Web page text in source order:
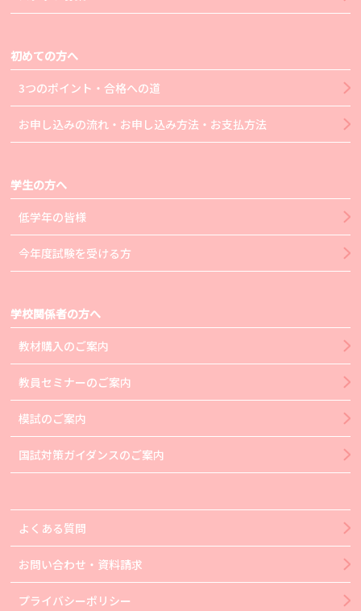
初めての方へ
3つのポイント・合格への道
お申し込みの流れ・お申し込み方法・お支払方法
学生の方へ
低学年の皆様
今年度試験を受ける方
学校関係者の方へ
教材購入のご案内
教員セミナーのご案内
模試のご案内
国試対策ガイダンスのご案内
よくある質問
お問い合わせ・資料請求
プライバシーポリシー